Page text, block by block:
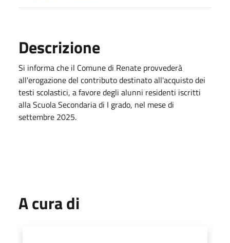
Descrizione
Si informa che il Comune di Renate provvederà
all'erogazione del contributo destinato all'acquisto dei
testi scolastici, a favore degli alunni residenti iscritti
alla Scuola Secondaria di I grado, nel mese di
settembre 2025.
A cura di